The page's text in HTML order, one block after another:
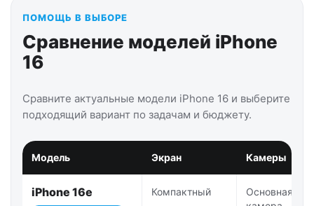
ПОМОЩЬ В ВЫБОРЕ
Сравнение моделей iPhone
16
Сравните актуальные модели iPhone 16 и выберите
подходящий вариант по задачам и бюджету.
Модель Экран Камеры
iPhone 16e Компактный
Основная